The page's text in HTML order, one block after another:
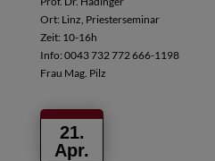
Ort: Linz, Priesterseminar
Zeit: 10-16h
Info: 0043 732 772 666-1198
Frau Mag. Pilz
21.
Apr.